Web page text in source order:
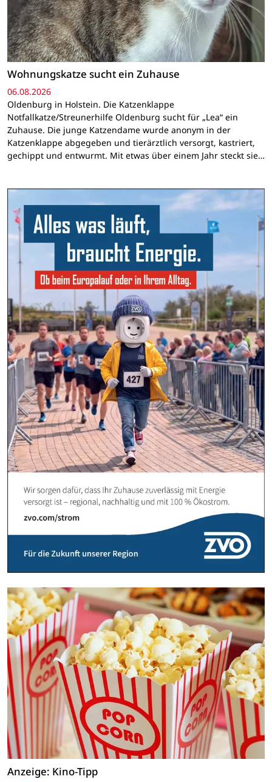
Wohnungskatze sucht ein Zuhause
06.08.2026
Oldenburg in Holstein. Die Katzenklappe
Notfallkatze/Streunerhilfe Oldenburg sucht für „Lea“ ein
Zuhause. Die junge Katzendame wurde anonym in der
Katzenklappe abgegeben und tierärztlich versorgt, kastriert,
gechippt und entwurmt. Mit etwas über einem Jahr steckt sie…
Anzeige: Kino-Tipp